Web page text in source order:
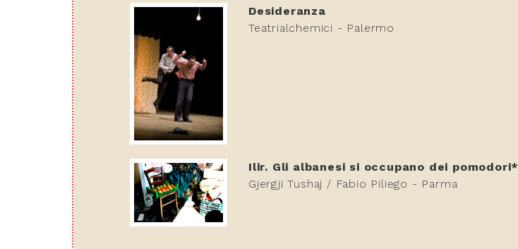
Desideranza
Teatrialchemici - Palermo
Ilir. Gli albanesi si occupano dei pomodori*
Gjergji Tushaj / Fabio Piliego - Parma